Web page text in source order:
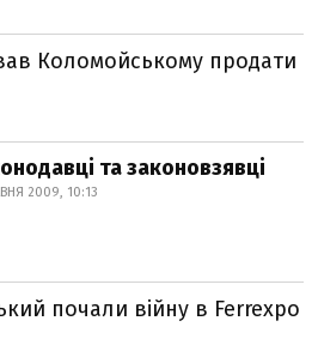
Коломойському продати
та законовзявці
2009, 10:13
почали війну в Ferrexpo